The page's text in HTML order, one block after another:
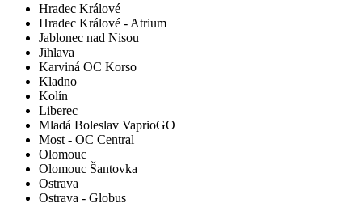
Hradec Králové
Hradec Králové - Atrium
Jablonec nad Nisou
Jihlava
Karviná OC Korso
Kladno
Kolín
Liberec
Mladá Boleslav VaprioGO
Most - OC Central
Olomouc
Olomouc Šantovka
Ostrava
Ostrava - Globus